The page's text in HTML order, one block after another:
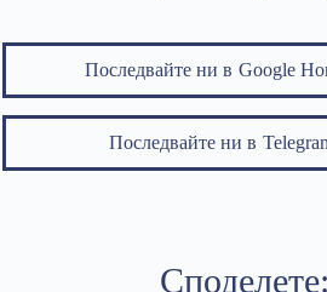
Последвайте ни в Google
Последвайте ни в
Споделете: